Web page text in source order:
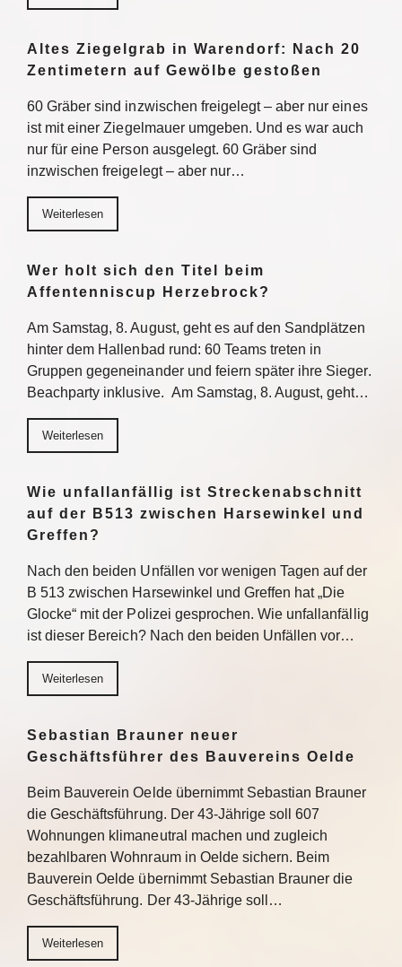
Altes Ziegelgrab in Warendorf: Nach 20
Zentimetern auf Gewölbe gestoßen
60 Gräber sind inzwischen freigelegt – aber nur eines
ist mit einer Ziegelmauer umgeben. Und es war auch
nur für eine Person ausgelegt. 60 Gräber sind
inzwischen freigelegt – aber nur…
Weiterlesen
Wer holt sich den Titel beim
Affentenniscup Herzebrock?
Am Samstag, 8. August, geht es auf den Sandplätzen
hinter dem Hallenbad rund: 60 Teams treten in
Gruppen gegeneinander und feiern später ihre Sieger.
Beachparty inklusive. Am Samstag, 8. August, geht…
Weiterlesen
Wie unfallanfällig ist Streckenabschnitt
auf der B513 zwischen Harsewinkel und
Greffen?
Nach den beiden Unfällen vor wenigen Tagen auf der
B 513 zwischen Harsewinkel und Greffen hat „Die
Glocke“ mit der Polizei gesprochen. Wie unfallanfällig
ist dieser Bereich? Nach den beiden Unfällen vor…
Weiterlesen
Sebastian Brauner neuer
Geschäftsführer des Bauvereins Oelde
Beim Bauverein Oelde übernimmt Sebastian Brauner
die Geschäftsführung. Der 43-Jährige soll 607
Wohnungen klimaneutral machen und zugleich
bezahlbaren Wohnraum in Oelde sichern. Beim
Bauverein Oelde übernimmt Sebastian Brauner die
Geschäftsführung. Der 43-Jährige soll…
Weiterlesen